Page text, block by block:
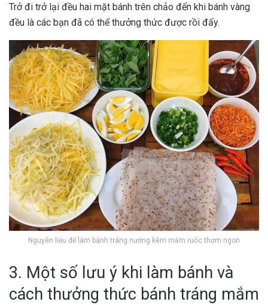
Trở đi trở lại đều hai mặt bánh trên chảo đến khi bánh vàng
đều là các bạn đã có thể thưởng thức được rồi đấy.
Nguyên liệu để làm bánh tráng nướng kèm mắm ruốc thơm ngon
3. Một số lưu ý khi làm bánh và
cách thưởng thức bánh tráng mắm